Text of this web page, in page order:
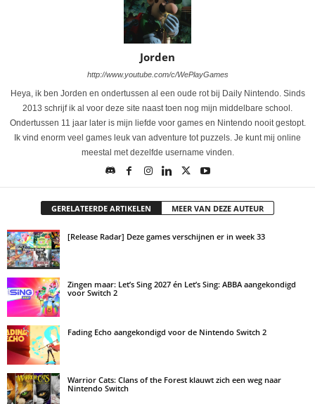
Jorden
http://www.youtube.com/c/WePlayGames
Heya, ik ben Jorden en ondertussen al een oude rot bij Daily Nintendo. Sinds
2013 schrijf ik al voor deze site naast toen nog mijn middelbare school.
Ondertussen 11 jaar later is mijn liefde voor games en Nintendo nooit gestopt.
Ik vind enorm veel games leuk van adventure tot puzzels. Je kunt mij online
meestal met dezelfde username vinden.
GERELATEERDE ARTIKELEN MEER VAN DEZE AUTEUR
[Release Radar] Deze games verschijnen er in week 33
Zingen maar: Let’s Sing 2027 én Let’s Sing: ABBA aangekondigd
voor Switch 2
Fading Echo aangekondigd voor de Nintendo Switch 2
Warrior Cats: Clans of the Forest klauwt zich een weg naar
Nintendo Switch